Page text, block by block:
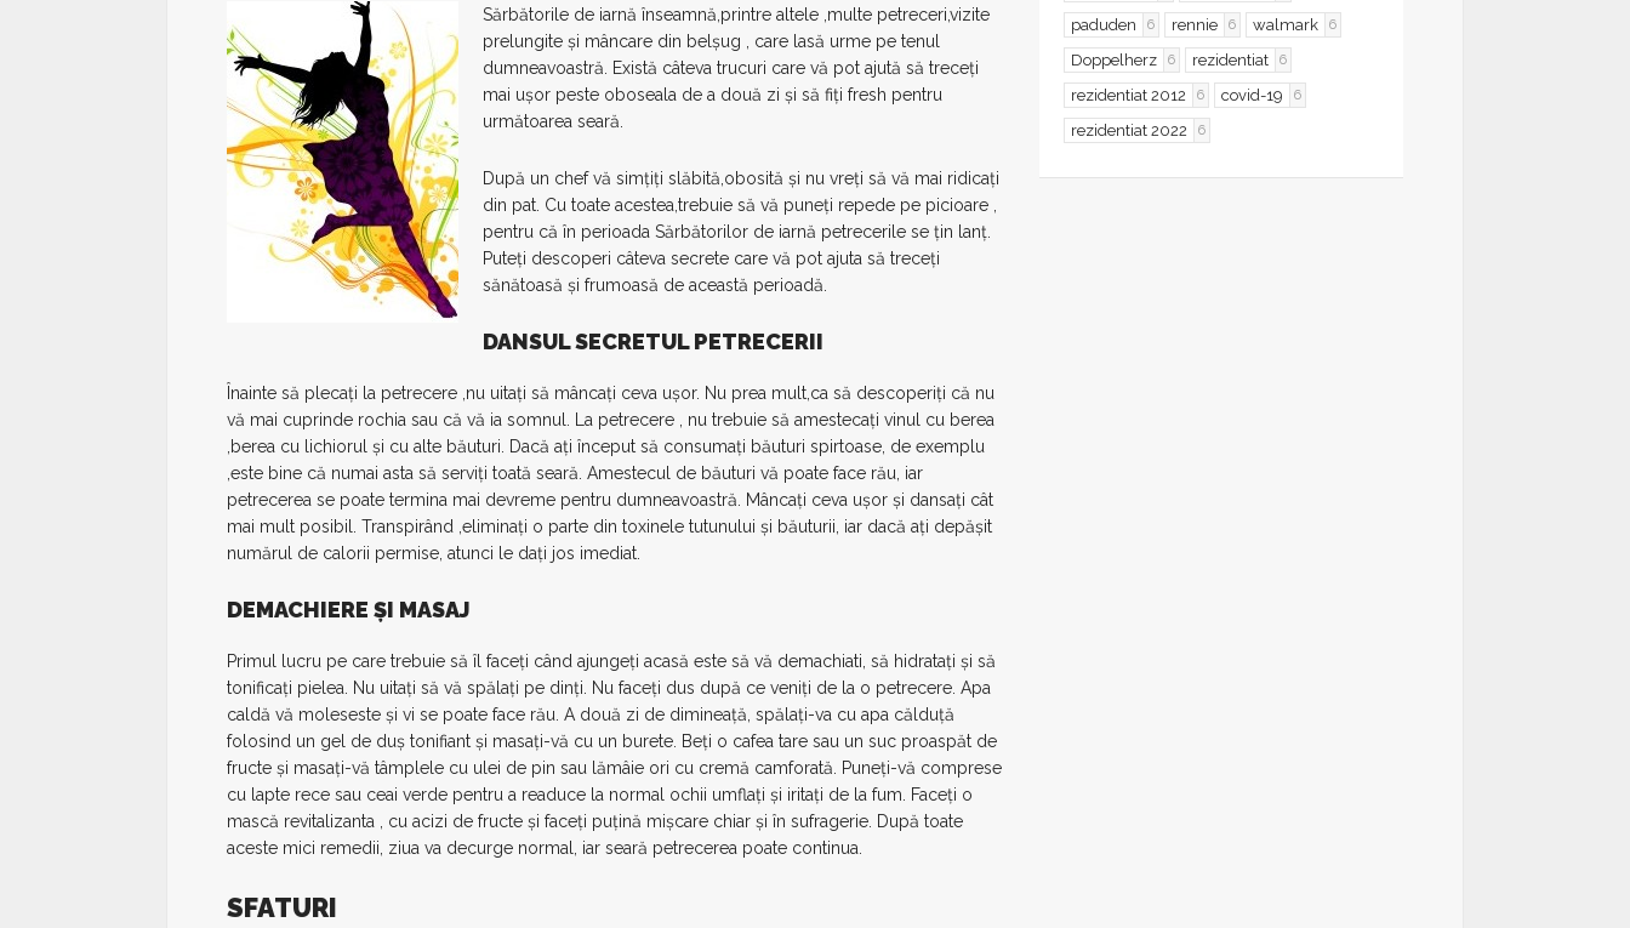
Sărbătorile de iarnă înseamnă,printre altele ,multe petreceri,vizite
prelungite şi mâncare din belşug , care lasă urme pe tenul
dumneavoastră. Există câteva trucuri care vă pot ajută să treceţi
mai uşor peste oboseala de a două zi şi să fiţi fresh pentru
următoarea seară.
După un chef vă simţiţi slăbită,obosită şi nu vreţi să vă mai ridicaţi
din pat. Cu toate acestea,trebuie să vă puneţi repede pe picioare ,
pentru că în perioada Sărbătorilor de iarnă petrecerile se ţin lanţ.
Puteţi descoperi câteva secrete care vă pot ajuta să treceţi
sănătoasă şi frumoasă de această perioadă.
DANSUL SECRETUL PETRECERII
Înainte să plecaţi la petrecere ,nu uitaţi să mâncaţi ceva uşor. Nu prea mult,ca să descoperiţi că nu
vă mai cuprinde rochia sau că vă ia somnul. La petrecere , nu trebuie să amestecaţi vinul cu berea
,berea cu lichiorul şi cu alte băuturi. Dacă aţi început să consumaţi băuturi spirtoase, de exemplu
,este bine că numai asta să serviţi toată seară. Amestecul de băuturi vă poate face rău, iar
petrecerea se poate termina mai devreme pentru dumneavoastră. Mâncaţi ceva uşor şi dansaţi cât
mai mult posibil. Transpirând ,eliminaţi o parte din toxinele tutunului şi băuturii, iar dacă aţi depăşit
numărul de calorii permise, atunci le daţi jos imediat.
DEMACHIERE ŞI MASAJ
Primul lucru pe care trebuie să îl faceţi când ajungeţi acasă este să vă demachiati, să hidrataţi şi să
tonificaţi pielea. Nu uitaţi să vă spălaţi pe dinţi. Nu faceţi dus după ce veniţi de la o petrecere. Apa
caldă vă moleseste şi vi se poate face rău. A două zi de dimineaţă, spălaţi-va cu apa călduţă
folosind un gel de duş tonifiant şi masaţi-vă cu un burete. Beţi o cafea tare sau un suc proaspăt de
fructe şi masaţi-vă tâmplele cu ulei de pin sau lămâie ori cu cremă camforată. Puneţi-vă comprese
cu lapte rece sau ceai verde pentru a readuce la normal ochii umflaţi şi iritaţi de la fum. Faceţi o
mască revitalizanta , cu acizi de fructe şi faceţi puţină mişcare chiar şi în sufragerie. După toate
aceste mici remedii, ziua va decurge normal, iar seară petrecerea poate continua.
SFATURI
paduden 6 rennie 6 walmark 6
Doppelherz 6 rezidentiat 6
rezidentiat 2012 6 covid-19 6
rezidentiat 2022 6